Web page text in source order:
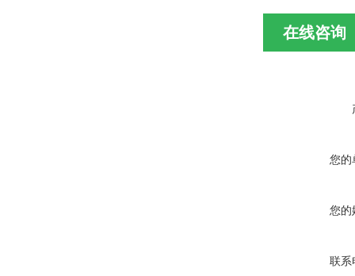
在线咨询
您的
您的
联系